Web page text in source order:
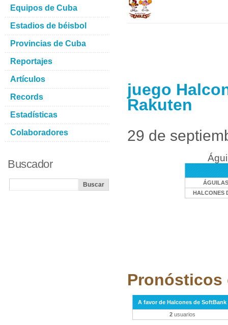
juego
Rakuten
29 de
HALCONES
Pronósticos
A favor de Halcones de SoftBank
2usuarios
Equipos de Cuba
Estadios de béisbol
Provincias de Cuba
Reportajes
Artículos
Records
Estadísticas
Colaboradores
Buscador